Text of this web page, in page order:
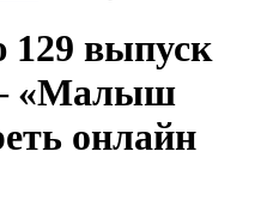
выпуск
«Малыш
онлайн